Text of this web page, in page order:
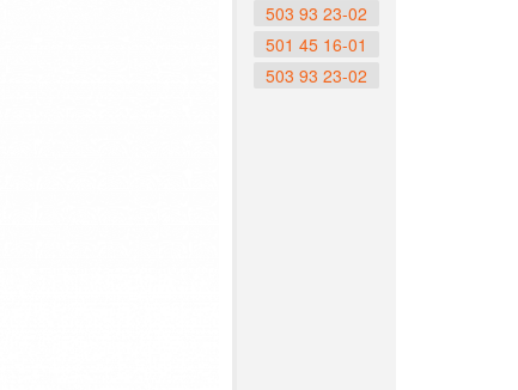
503 93 23-02
501 45 16-01
503 93 23-02